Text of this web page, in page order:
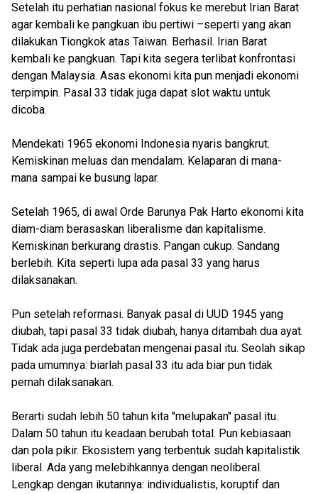
Setelah itu perhatian nasional fokus ke merebut Irian Barat
agar kembali ke pangkuan ibu pertiwi –seperti yang akan
dilakukan Tiongkok atas Taiwan. Berhasil. Irian Barat
kembali ke pangkuan. Tapi kita segera terlibat konfrontasi
dengan Malaysia. Asas ekonomi kita pun menjadi ekonomi
terpimpin. Pasal 33 tidak juga dapat slot waktu untuk
dicoba.
Mendekati 1965 ekonomi Indonesia nyaris bangkrut.
Kemiskinan meluas dan mendalam. Kelaparan di mana-
mana sampai ke busung lapar.
Setelah 1965, di awal Orde Barunya Pak Harto ekonomi kita
diam-diam berasaskan liberalisme dan kapitalisme.
Kemiskinan berkurang drastis. Pangan cukup. Sandang
berlebih. Kita seperti lupa ada pasal 33 yang harus
dilaksanakan.
Pun setelah reformasi. Banyak pasal di UUD 1945 yang
diubah, tapi pasal 33 tidak diubah, hanya ditambah dua ayat.
Tidak ada juga perdebatan mengenai pasal itu. Seolah sikap
pada umumnya: biarlah pasal 33 itu ada biar pun tidak
pernah dilaksanakan.
Berarti sudah lebih 50 tahun kita ''melupakan'' pasal itu.
Dalam 50 tahun itu keadaan berubah total. Pun kebiasaan
dan pola pikir. Ekosistem yang terbentuk sudah kapitalistik
liberal. Ada yang melebihkannya dengan neoliberal.
Lengkap dengan ikutannya: individualistis, koruptif dan